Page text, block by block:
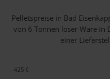
Pelletspreise in Bad
von 6 Tonnen loser Warein
einer
425 €